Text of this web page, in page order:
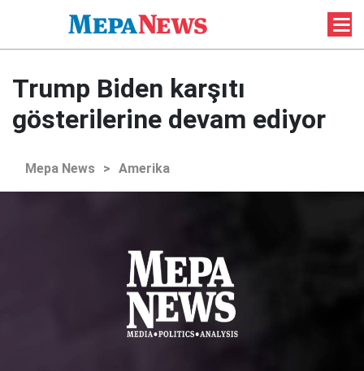
Trump Biden karşıtı
gösterilerine devam ediyor
Mepa News > Amerika